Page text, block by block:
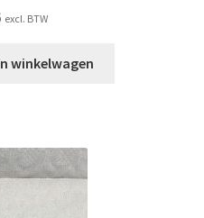
excl. BTW
winkelwagen